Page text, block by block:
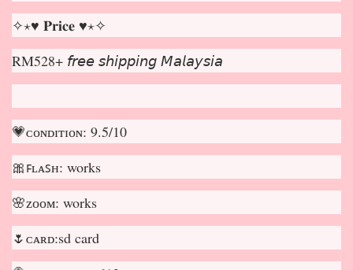
✧⋆♥ 𝐏𝐫𝐢𝐜𝐞 ♥⋆✧
RM528+ 𝘧𝘳𝘦𝘦 𝘴𝘩𝘪𝘱𝘱𝘪𝘯𝘨 𝘔𝘢𝘭𝘢𝘺𝘴𝘪𝘢
💗ᴄᴏɴᴅɪᴛɪᴏɴ: 9.5/10
🎀ꜰʟᴀꜱʜ: works
🌸ᴢᴏᴏᴍ: works
🌷ᴄᴀʀᴅ:sd card